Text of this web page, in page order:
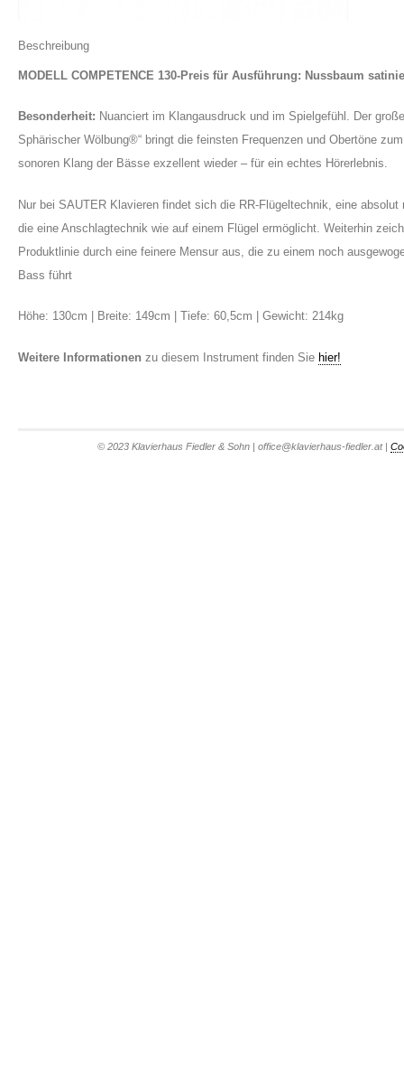
Beschreibung
MODELL COMPETENCE 130-Preis für Ausführung: Nussbaum
Besonderheit: Nuanciert im Klangausdruck und im Spielgefühl. Der
Sphärischer Wölbung®“ bringt die feinsten Frequenzen und Obertöne
sonoren Klang der Bässe exzellent wieder – für ein echtes Hörerlebnis.
Nur bei SAUTER Klavieren findet sich die RR-Flügeltechnik, eine
die eine Anschlagtechnik wie auf einem Flügel ermöglicht. Weiterhin
Produktlinie durch eine feinere Mensur aus, die zu einem noch
Bass führt
Höhe: 130cm | Breite: 149cm | Tiefe: 60,5cm | Gewicht: 214kg
Weitere Informationen zu diesem Instrument finden Sie hier!
© 2023 Klavierhaus Fiedler & Sohn | office@klavierhaus-fiedler.at |